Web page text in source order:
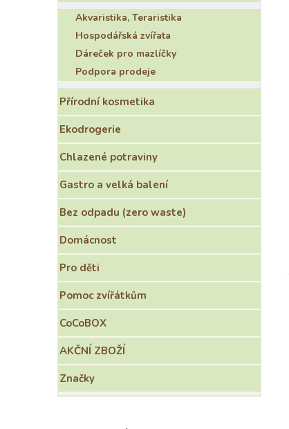
Akvaristika, Teraristika
Hospodářská zvířata
Dáreček pro mazlíčky
Podpora prodeje
Přírodní kosmetika
Ekodrogerie
Chlazené potraviny
Gastro a velká balení
Bez odpadu (zero waste)
Domácnost
Pro děti
Pomoc zvířátkům
CoCoBOX
AKČNÍ ZBOŽÍ
Značky